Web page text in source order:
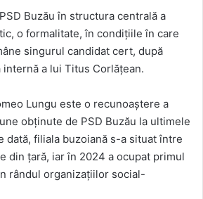
Buzău în structura centrală a
o formalitate, în condițiile în care
singurul candidat cert, după
a lui Titus Corlățean.
Lungu este o recunoaștere a
obținute de PSD Buzău la ultimele
dată, filiala buzoiană s-a situat între
din țară, iar în 2024 a ocupat primul
rândul organizațiilor social-